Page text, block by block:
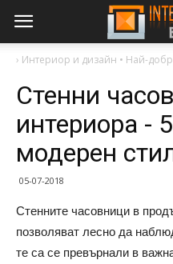
› Интериор и дизайн • Най-
Стенни
интериора -
модерен
05-07-2018
Стенните часовници в
позволяват лесно да
те са се превърнали в